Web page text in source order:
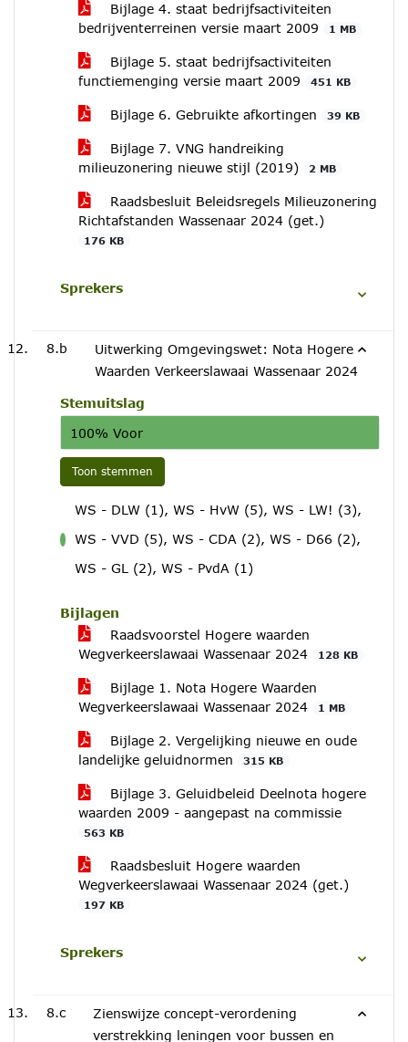
Bijlage 4. staat bedrijfsactiviteiten
bedrijventerreinen versie maart 2009
1 MB
Bijlage 5. staat bedrijfsactiviteiten
functiemenging versie maart 2009
451 KB
Bijlage 6. Gebruikte afkortingen 39 KB
Bijlage 7. VNG handreiking
milieuzonering nieuwe stijl (2019)
2 MB
Raadsbesluit Beleidsregels Milieuzonering
Richtafstanden Wassenaar 2024 (get.)
176 KB
Sprekers
8.b
Uitwerking Omgevingswet: Nota Hogere
Waarden Verkeerslawaai Wassenaar 2024
Stemuitslag
100% Voor
Toon stemmen
WS - DLW (1), WS - HvW (5), WS - LW! (3),
WS - VVD (5), WS - CDA (2), WS - D66 (2),
WS - GL (2), WS - PvdA (1)
Bijlagen
Raadsvoorstel Hogere waarden
Wegverkeerslawaai Wassenaar 2024
128 KB
Bijlage 1. Nota Hogere Waarden
Wegverkeerslawaai Wassenaar 2024
1 MB
Bijlage 2. Vergelijking nieuwe en oude
landelijke geluidnormen
315 KB
Bijlage 3. Geluidbeleid Deelnota hogere
waarden 2009 - aangepast na commissie
563 KB
Raadsbesluit Hogere waarden
Wegverkeerslawaai Wassenaar 2024 (get.)
197 KB
Sprekers
8.c
Zienswijze concept-verordening
verstrekking leningen voor bussen en